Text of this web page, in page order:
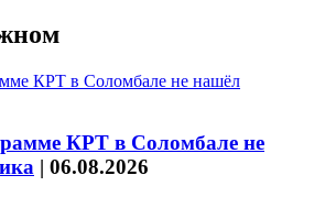
КРТ в Соломбале не
| 06.08.2026